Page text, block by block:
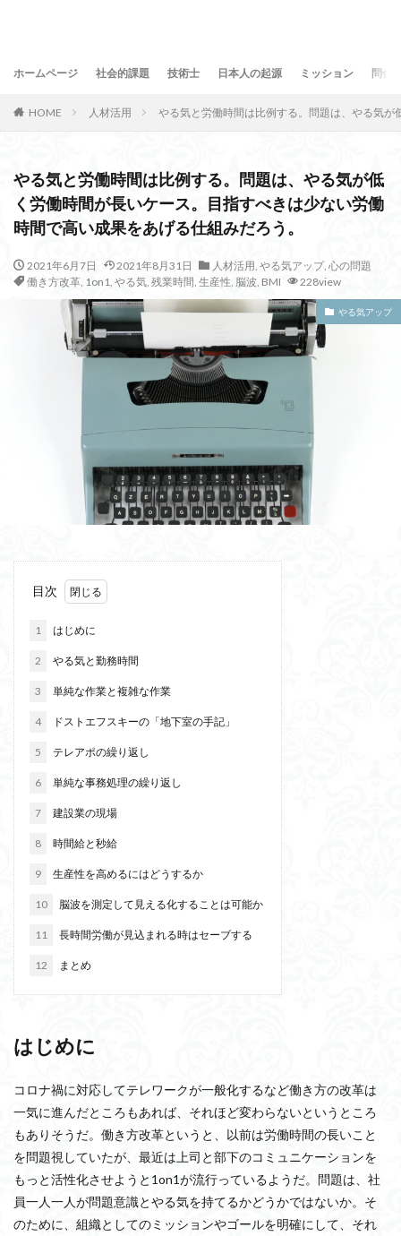
ホームページ 社会的課題 技術士 日本人の起源 ミッション 問合
HOME 人材活用 やる気と労働時間は比例する。問題は、やる気
やる気と労働時間は比例する。問題は、やる気が低
く労働時間が長いケース。目指すべきは少ない労働
時間で高い成果をあげる仕組みだろう。
2021年6月7日 2021年8月31日 人材活用, やる気アップ, 心の問題
働き方改革, 1on1, やる気, 残業時間, 生産性, 脳波, BMI 228view
やる気アップ
目次
1 はじめに
2 やる気と勤務時間
3 単純な作業と複雑な作業
4 ドストエフスキーの「地下室の手記」
5 テレアポの繰り返し
6 単純な事務処理の繰り返し
7 建設業の現場
8 時間給と秒給
9 生産性を高めるにはどうするか
10 脳波を測定して見える化することは可能か
11 長時間労働が見込まれる時はセーブする
12 まとめ
はじめに
コロナ禍に対応してテレワークが一般化するなど働き方の改革は
一気に進んだところもあれば、それほど変わらないというところ
もありそうだ。働き方改革というと、以前は労働時間の長いこと
を問題視していたが、最近は上司と部下のコミュニケーションを
もっと活性化させようと1on1が流行っているようだ。問題は、社
員一人一人が問題意識とやる気を持てるかどうかではないか。そ
のために、組織としてのミッションやゴールを明確にして、それ